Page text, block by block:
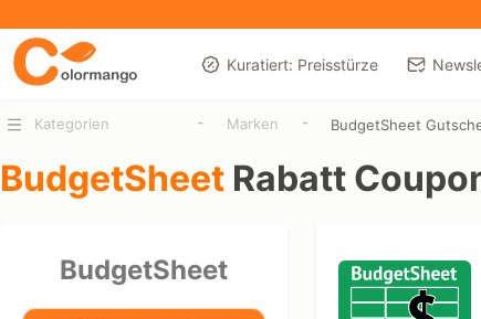
Kuratiert: Preisstürze
Kategorien - Marken - BudgetSheet
BudgetSheet Rabatt
BudgetSheet